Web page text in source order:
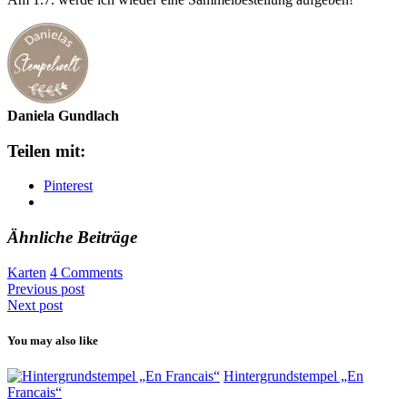
Daniela Gundlach
Teilen mit:
Pinterest
Ähnliche Beiträge
Karten 4 Comments
Previous post
Next post
You may also like
Hintergrundstempel „En
Francais“